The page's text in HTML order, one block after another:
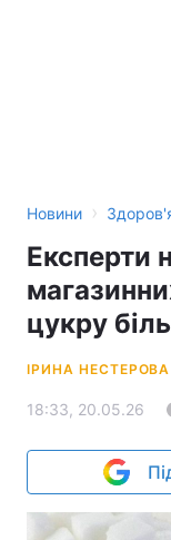
Новини ›
Експерти
цукру
ІРИНА НЕСТЕРОВА
18:33, 20.05.26